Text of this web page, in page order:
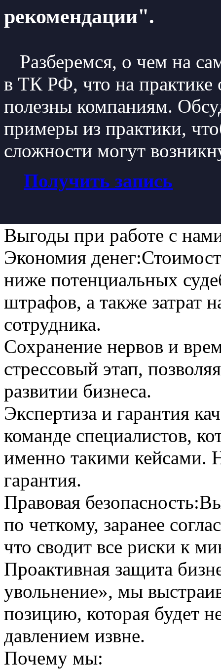
рекомендации".
Разберемся, о чем на
в ТК РФ, что на практике
полезны компаниям.
примеры из практики,
сложности могут
Получить запись
Выгоды при работе с
Экономия денег:
ниже потенциальных
штрафов, а также затрат
сотрудника.
Сохранение нервов и
стрессовый этап,
развитии бизнеса.
Экспертиза и гарантия
команде специалистов,
именно такими кейсами.
гарантия.
Правовая безопасность:
по четкому, заранее
что сводит все риски к
Проактивная защита
увольнение», мы
позицию, которая будет
давлением извне.
Почему мы: